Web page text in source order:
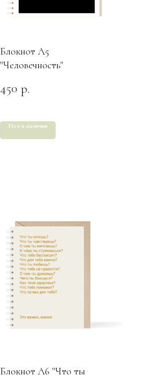
Блокнот А5
"Человечность"
450 р.
Нет в наличии
Блокнот А6 "Что ты